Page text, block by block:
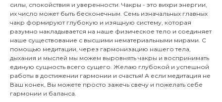
силы, спокойствия и уверенности. Чакры - это вихри энергии,
их число может быть бесконечным. Семь изначальных главных
чакр формируют глубокую и изящную систему, которая
разумно накладывается на наше физическое тело и соединяет
наше существование с высшими нематериальными мирами. С
помощью медитации, через гармонизацию нашего тела,
дыхания и мыслей мы можем выровнять чакры и воспринимать
единую сущность всего сущего. Желаю глубокой и успешной
работы в достижении гармонии и счастья! А если медитация не
Ваш конек, Вы можете просто зажечь свечу и пожелать себе
гармонии и баланса.